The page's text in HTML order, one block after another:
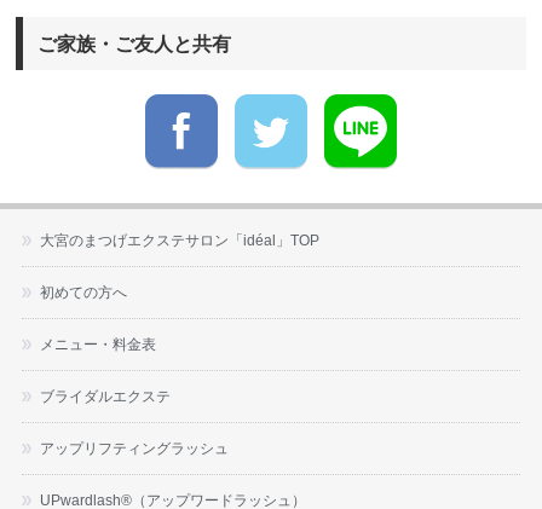
ご家族・ご友人と共有
大宮のまつげエクステサロン「idéal」TOP
初めての方へ
メニュー・料金表
ブライダルエクステ
アップリフティングラッシュ
UPwardlash®（アップワードラッシュ）